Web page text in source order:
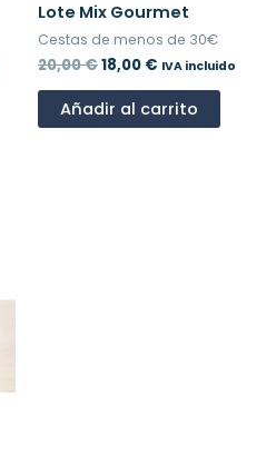
Lote Mix Gourmet
Cestas de menos de 30€
20,00€18,00 € IVA incluido
Añadir al carrito